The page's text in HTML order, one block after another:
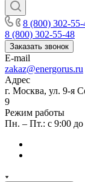
8 (800) 302-55-
8 (800) 302-55-48
Заказать звонок
E-mail
zakaz@energorus.ru
Адрес
г. Москва, ул. 9-я
9
Режим работы
Пн. – Пт.: с 9:00 до